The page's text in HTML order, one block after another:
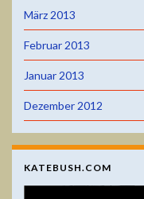
März 2013
Februar 2013
Januar 2013
Dezember 2012
KATEBUSH.COM